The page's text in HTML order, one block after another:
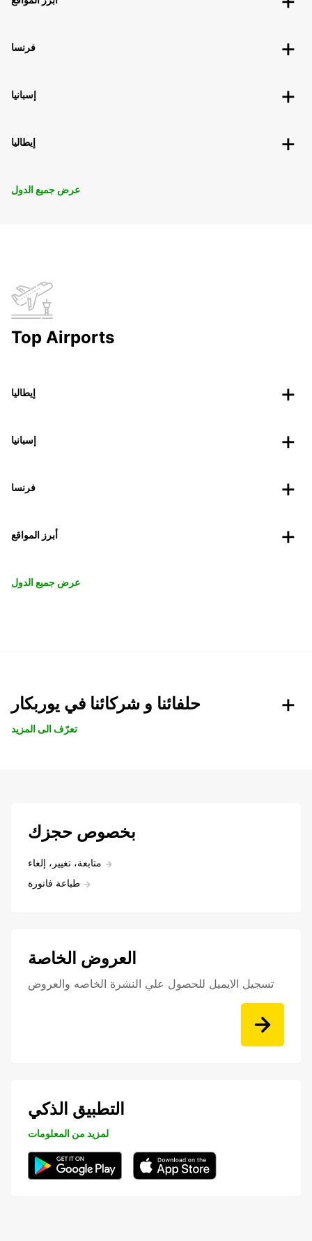
فرنسا
إسبانيا
إيطاليا
عرض جميع الدول
Top Airports
إيطاليا
إسبانيا
فرنسا
أبرز المواقع
عرض جميع الدول
حلفائنا و شركائنا في يوربكار
تعرّف الى المزيد
بخصوص حجزك
متابعة، تغيير، إلغاء
طباعة فاتورة
العروض الخاصة
تسجيل الايميل للحصول علي النشرة الخاصه والعروض
التطبيق الذكي
لمزيد من المعلومات